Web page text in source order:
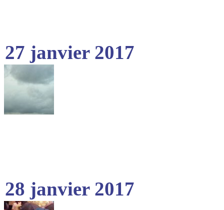
27 janvier 2017
28 janvier 2017